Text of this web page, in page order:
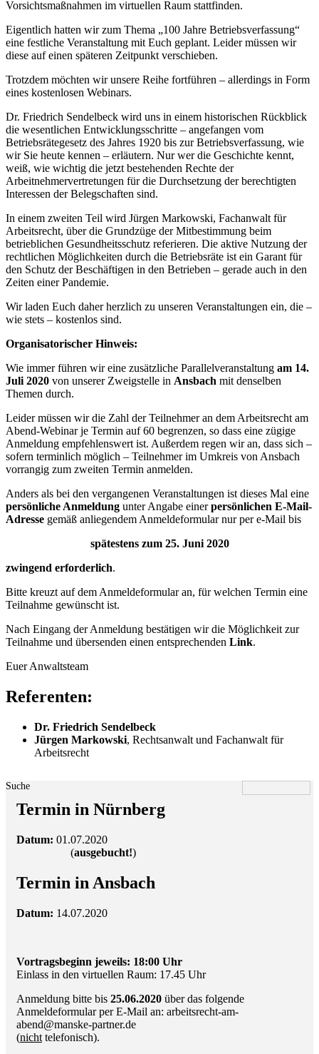
Vorsichtsmaßnahmen im virtuellen Raum stattfinden.
Eigentlich hatten wir zum Thema „100 Jahre Betriebsverfassung“
eine festliche Veranstaltung mit Euch geplant. Leider müssen wir
diese auf einen späteren Zeitpunkt verschieben.
Trotzdem möchten wir unsere Reihe fortführen – allerdings in Form
eines kostenlosen Webinars.
Dr. Friedrich Sendelbeck wird uns in einem historischen Rückblick
die wesentlichen Entwicklungsschritte – angefangen vom
Betriebsrätegesetz des Jahres 1920 bis zur Betriebsverfassung, wie
wir Sie heute kennen – erläutern. Nur wer die Geschichte kennt,
weiß, wie wichtig die jetzt bestehenden Rechte der
Arbeitnehmervertretungen für die Durchsetzung der berechtigten
Interessen der Belegschaften sind.
In einem zweiten Teil wird Jürgen Markowski, Fachanwalt für
Arbeitsrecht, über die Grundzüge der Mitbestimmung beim
betrieblichen Gesundheitsschutz referieren. Die aktive Nutzung der
rechtlichen Möglichkeiten durch die Betriebsräte ist ein Garant für
den Schutz der Beschäftigen in den Betrieben – gerade auch in den
Zeiten einer Pandemie.
Wir laden Euch daher herzlich zu unseren Veranstaltungen ein, die –
wie stets – kostenlos sind.
Organisatorischer Hinweis:
Wie immer führen wir eine zusätzliche Parallelveranstaltung am 14.
Juli 2020 von unserer Zweigstelle in Ansbach mit denselben
Themen durch.
Leider müssen wir die Zahl der Teilnehmer an dem Arbeitsrecht am
Abend-Webinar je Termin auf 60 begrenzen, so dass eine zügige
Anmeldung empfehlenswert ist. Außerdem regen wir an, dass sich –
sofern terminlich möglich – Teilnehmer im Umkreis von Ansbach
vorrangig zum zweiten Termin anmelden.
Anders als bei den vergangenen Veranstaltungen ist dieses Mal eine
persönliche Anmeldung unter Angabe einerpersönlichen E-Mail-
Adresse gemäß anliegendem Anmeldeformular nur per e-Mail bis
spätestens zum 25. Juni 2020
zwingend erforderlich.
Bitte kreuzt auf dem Anmeldeformular an, für welchen Termin eine
Teilnahme gewünscht ist.
Nach Eingang der Anmeldung bestätigen wir die Möglichkeit zur
Teilnahme und übersenden einen entsprechenden Link.
Euer Anwaltsteam
Referenten:
Dr. Friedrich Sendelbeck
Jürgen Markowski, Rechtsanwalt und Fachanwalt für
Arbeitsrecht
Suche
Termin in Nürnberg
Datum: 01.07.2020
(ausgebucht!)
Termin in Ansbach
Datum: 14.07.2020
Vortragsbeginn jeweils: 18:00 Uhr
Einlass in den virtuellen Raum: 17.45 Uhr
Anmeldung bitte bis 25.06.2020 über das folgende
Anmeldeformular per E-Mail an: arbeitsrecht-am-
abend@manske-partner.de
(nicht telefonisch).